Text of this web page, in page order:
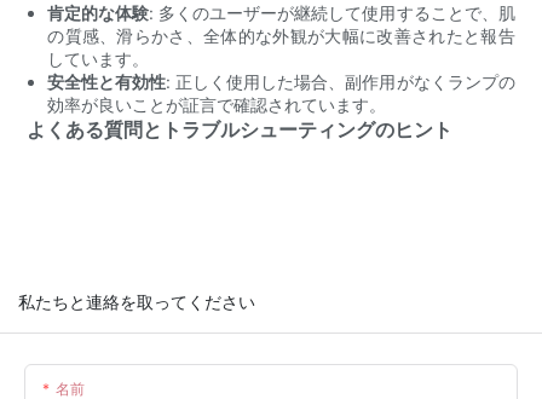
肯定的な体験: 多くのユーザーが継続して使用することで、肌
の質感、滑らかさ、全体的な外観が大幅に改善されたと報告
しています。
安全性と有効性: 正しく使用した場合、副作用がなくランプの
効率が良いことが証言で確認されています。
よくある質問とトラブルシューティングのヒント
私たちと連絡を取ってください
名前